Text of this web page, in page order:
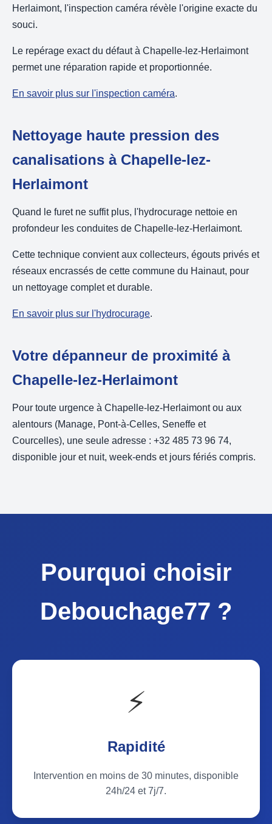
Herlaimont, l'inspection caméra révèle l'origine exacte du
souci.
Le repérage exact du défaut à Chapelle-lez-Herlaimont
permet une réparation rapide et proportionnée.
En savoir plus sur l'inspection caméra.
Nettoyage haute pression des
canalisations à Chapelle-lez-
Herlaimont
Quand le furet ne suffit plus, l'hydrocurage nettoie en
profondeur les conduites de Chapelle-lez-Herlaimont.
Cette technique convient aux collecteurs, égouts privés et
réseaux encrassés de cette commune du Hainaut, pour
un nettoyage complet et durable.
En savoir plus sur l'hydrocurage.
Votre dépanneur de proximité à
Chapelle-lez-Herlaimont
Pour toute urgence à Chapelle-lez-Herlaimont ou aux
alentours (Manage, Pont-à-Celles, Seneffe et
Courcelles), une seule adresse : +32 485 73 96 74,
disponible jour et nuit, week-ends et jours fériés compris.
Pourquoi choisir
Debouchage77 ?
⚡
Rapidité
Intervention en moins de 30 minutes, disponible
24h/24 et 7j/7.